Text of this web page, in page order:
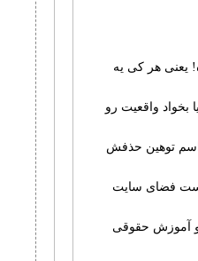
یعنی هر کی یه
بخواد واقعیت رو
توهین حذفش
فضای سایت
و آموزش حقوقی